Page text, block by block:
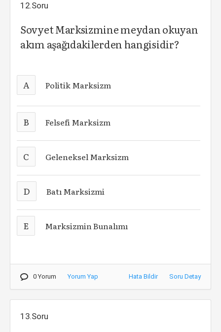
12.Soru
Sovyet Marksizmine meydan okuyan
akım aşağıdakilerden hangisidir?
A Politik Marksizm
B Felsefi Marksizm
C Geleneksel Marksizm
D Batı Marksizmi
E Marksizmin Bunalımı
0 Yorum Yorum Yap Hata Bildir Soru Detay
13.Soru